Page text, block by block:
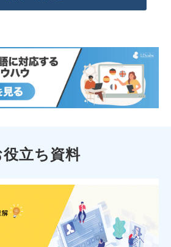
役立ち資料